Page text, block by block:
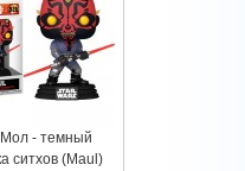
- темный
ситхов (Maul)